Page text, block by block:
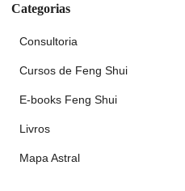
Categorias
Consultoria
Cursos de Feng Shui
E-books Feng Shui
Livros
Mapa Astral